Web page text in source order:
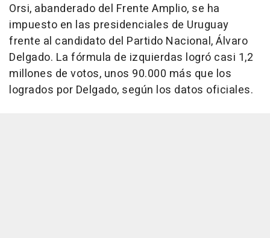
Orsi, abanderado del Frente Amplio, se ha
impuesto en las presidenciales de Uruguay
frente al candidato del Partido Nacional, Álvaro
Delgado. La fórmula de izquierdas logró casi 1,2
millones de votos, unos 90.000 más que los
logrados por Delgado, según los datos oficiales.